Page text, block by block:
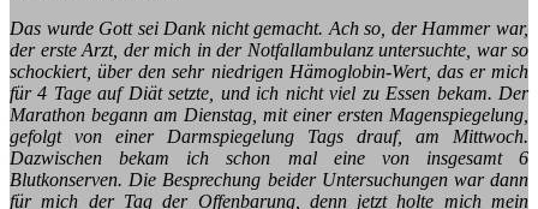
Das wurde Gott sei Dank nicht gemacht. Ach so, der Hammer war,
der erste Arzt, der mich in der Notfallambulanz untersuchte, war so
schockiert, über den sehr niedrigen Hämoglobin-Wert, das er mich
für 4 Tage auf Diät setzte, und ich nicht viel zu Essen bekam. Der
Marathon begann am Dienstag, mit einer ersten Magenspiegelung,
gefolgt von einer Darmspiegelung Tags drauf, am Mittwoch.
Dazwischen bekam ich schon mal eine von insgesamt 6
Blutkonserven. Die Besprechung beider Untersuchungen war dann
für mich der Tag der Offenbarung, denn jetzt holte mich mein